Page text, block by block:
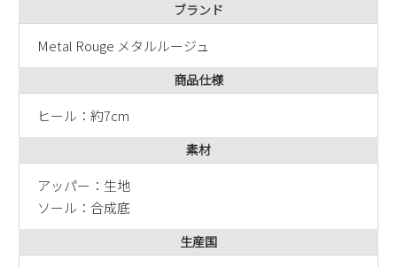
ブランド
Metal Rouge メタルルージュ
商品仕様
ヒール：約7cm
素材
アッパー：生地
ソール：合成底
生産国